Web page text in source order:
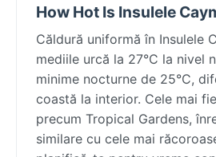
How Hot Is Insulele
Căldură uniformă în Insulele
mediile urcă la 27°C la nivel
minime nocturne de 25°C,
coastă la interior. Cele mai
precum Tropical Gardens,
similare cu cele mai